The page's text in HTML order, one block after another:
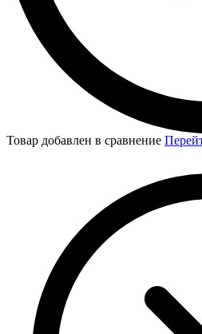
Товар добавлен в сравнение